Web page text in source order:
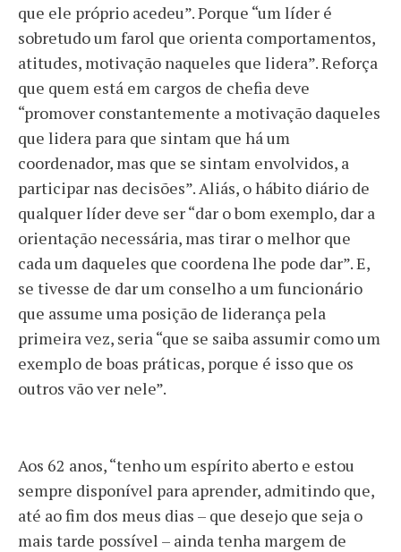
que ele próprio acedeu”. Porque “um líder é
sobretudo um farol que orienta comportamentos,
atitudes, motivação naqueles que lidera”. Reforça
que quem está em cargos de chefia deve
“promover constantemente a motivação daqueles
que lidera para que sintam que há um
coordenador, mas que se sintam envolvidos, a
participar nas decisões”. Aliás, o hábito diário de
qualquer líder deve ser “dar o bom exemplo, dar a
orientação necessária, mas tirar o melhor que
cada um daqueles que coordena lhe pode dar”. E,
se tivesse de dar um conselho a um funcionário
que assume uma posição de liderança pela
primeira vez, seria “que se saiba assumir como um
exemplo de boas práticas, porque é isso que os
outros vão ver nele”.
Aos 62 anos, “tenho um espírito aberto e estou
sempre disponível para aprender, admitindo que,
até ao fim dos meus dias – que desejo que seja o
mais tarde possível – ainda tenha margem de